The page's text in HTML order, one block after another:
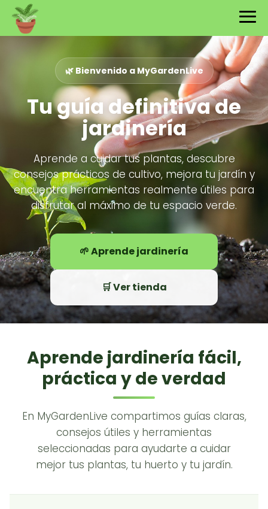
🌿 Bienvenido a MyGardenLive
Tu guía definitiva de
jardinería
Aprende a cuidar tus plantas, descubre
consejos prácticos de cultivo, mejora tu jardín y
encuentra herramientas realmente útiles para
disfrutar al máximo de tu espacio verde.
🌱 Aprende jardinería
🛒 Ver tienda
Aprende jardinería fácil,
práctica y de verdad
En MyGardenLive compartimos guías claras,
consejos útiles y herramientas
seleccionadas para ayudarte a cuidar
mejor tus plantas, tu huerto y tu jardín.